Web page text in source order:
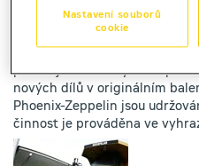
standardům firmy Caterpillar
požadují standardy
nových dílů v originálním
Phoenix-Zeppelin jsou
činnost je prováděna ve
Nastavení souborů
cookie